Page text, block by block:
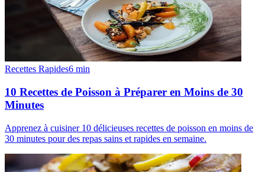
Recettes Rapides6 min
10 Recettes de Poisson à Préparer en Moins de 30
Minutes
Apprenez à cuisiner 10 délicieuses recettes de poisson en moins de
30 minutes pour des repas sains et rapides en semaine.